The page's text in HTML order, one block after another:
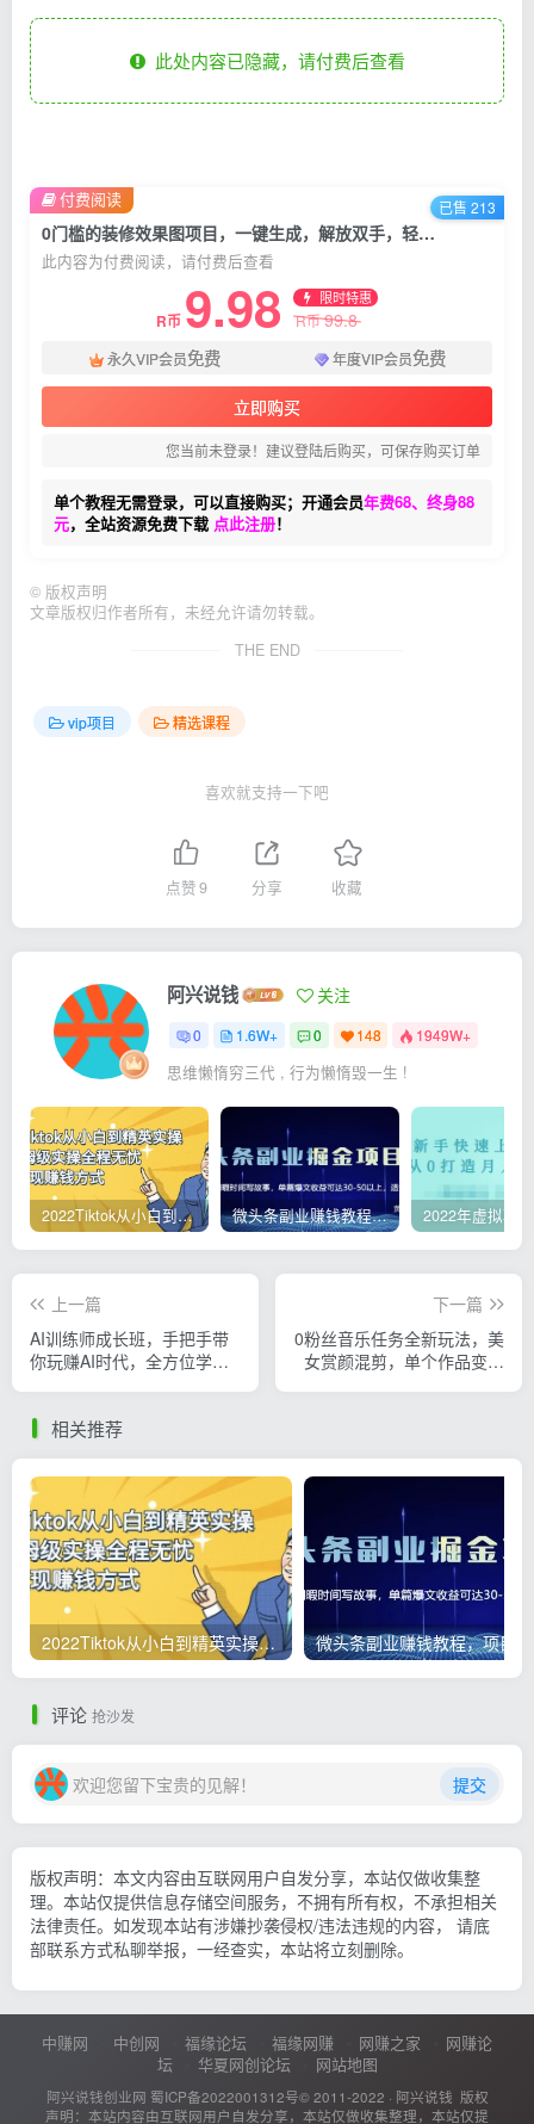
此处内容已隐藏，请付费后查看
0门槛的装修效果图项目，一键生成，解放双手，轻松月入2W+【揭秘】
此内容为付费阅读，请付费后查看
R币 9.98 限时特惠
R币99.8
永久VIP会员免费 年度VIP会员免费
立即购买
您当前未登录！建议登陆后购买，可保存购买订单
单个教程无需登录，可以直接购买；开通会员年费68、终身88
元，全站资源免费下载 点此注册！
付费阅读 已售 213
© 版权声明
文章版权归作者所有，未经允许请勿转载。
THE END
vip项目 精选课程
喜欢就支持一下吧
点赞9 分享 收藏
阿兴说钱 关注
0 1.6W+ 0 148 1949W+
思维懒惰穷三代 , 行为懒惰毁一生 !
2022Tiktok从小白到精英实操，0-1保姆级实操全程无忧，多种变现赚钱方式 微头条副业赚钱教程，项目单号单天做到50-100+收益
上一篇
AI训练师成长班，手把手带
你玩赚AI时代，全方位学会
下一篇
0粉丝音乐任务全新玩法，美
女赏颜混剪，单个作品变现
相关推荐
2022Tiktok从小白到精英实操，0-1保姆级实操全程无忧，多种变现赚钱方式
评论 抢沙发
欢迎您留下宝贵的见解！ 提交
版权声明：本文内容由互联网用户自发分享，本站仅做收集整
理。本站仅提供信息存储空间服务，不拥有所有权，不承担相关
法律责任。如发现本站有涉嫌抄袭侵权/违法违规的内容， 请底
部联系方式私聊举报，一经查实，本站将立刻删除。
中赚网 中创网 福缘论坛 福缘网赚 网赚之家
网赚论
坛
华夏网创论坛 网站地图
阿兴说钱创业网 蜀ICP备2022001312号© 2011-2022 · 阿兴说钱 版权
声明：本站内容由互联网用户自发分享，本站仅做收集整理，本站仅提